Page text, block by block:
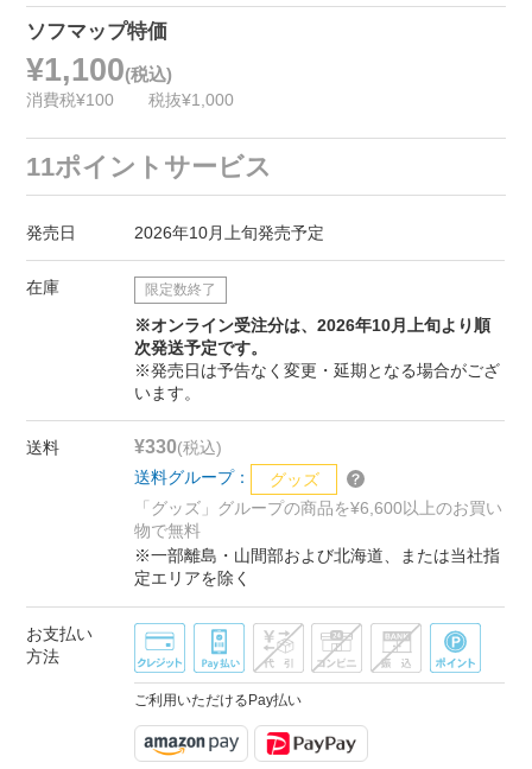
ソフマップ特価
¥1,100(税込)
消費税¥100 税抜¥1,000
11ポイントサービス
発売日 2026年10月上旬発売予定
在庫 限定数終了
※オンライン受注分は、2026年10月上旬より順
次発送予定です。
※発売日は予告なく変更・延期となる場合がござ
います。
送料 ¥330(税込)
送料グループ：
グッズ
「グッズ」グループの商品を¥6,600以上のお買い
物で無料
※一部離島・山間部および北海道、または当社指
定エリアを除く
お支払い
方法
ご利用いただけるPay払い